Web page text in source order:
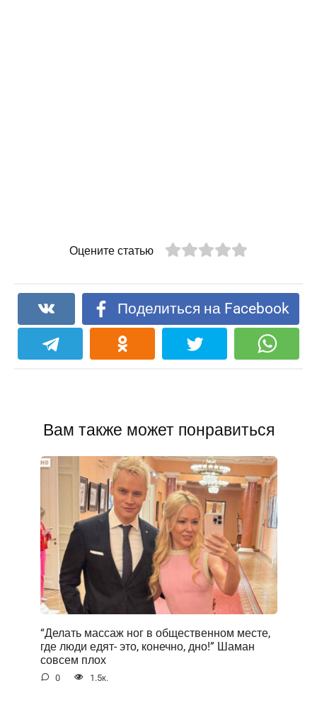
Оцените статью
Поделиться на Facebook
Вам также может понравиться
“Делать массаж ног в общественном месте,
где люди едят- это, конечно, дно!” Шаман
совсем плох
0 1.5к.